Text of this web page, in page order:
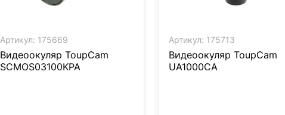
Артикул: 175669
Видеоокуляр ToupCam
SCMOS03100KPA
Артикул: 175713
Видеоокуляр ToupCam
UA1000CA